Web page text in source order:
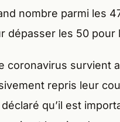
nombre parmi les
dépasser les 50
coronavirus survient
repris leur
qu’il est